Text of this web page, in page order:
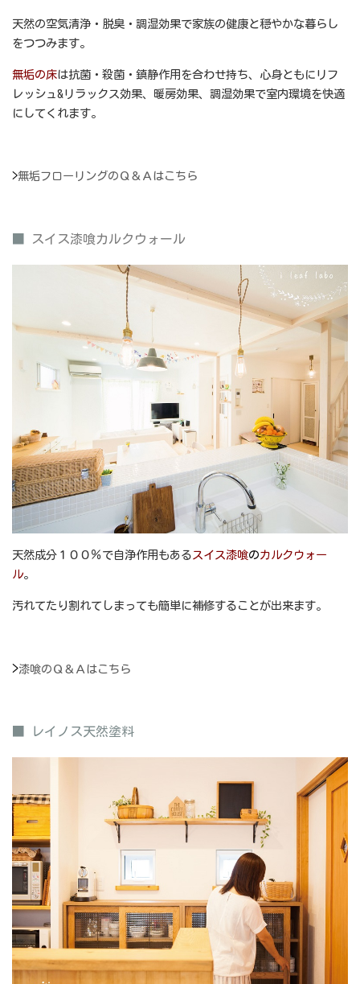
天然の空気清浄・脱臭・調湿効果で家族の健康と穏やかな暮らし
をつつみます。
無垢の床は抗菌・殺菌・鎮静作用を合わせ持ち、心身ともにリフ
レッシュ&リラックス効果、暖房効果、調湿効果で室内環境を快適
にしてくれます。
>無垢フローリングのＱ＆Ａはこちら
スイス漆喰カルクウォール
天然成分１００％で自浄作用もある スイス漆喰のカルクウォー
ル。
汚れてたり割れてしまっても簡単に補修することが出来ます。
>漆喰のＱ＆Ａはこちら
■ レイノス天然塗料